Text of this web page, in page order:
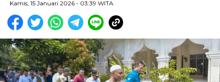
Kamis, 15 Januari 2026 - 03:39 WITA